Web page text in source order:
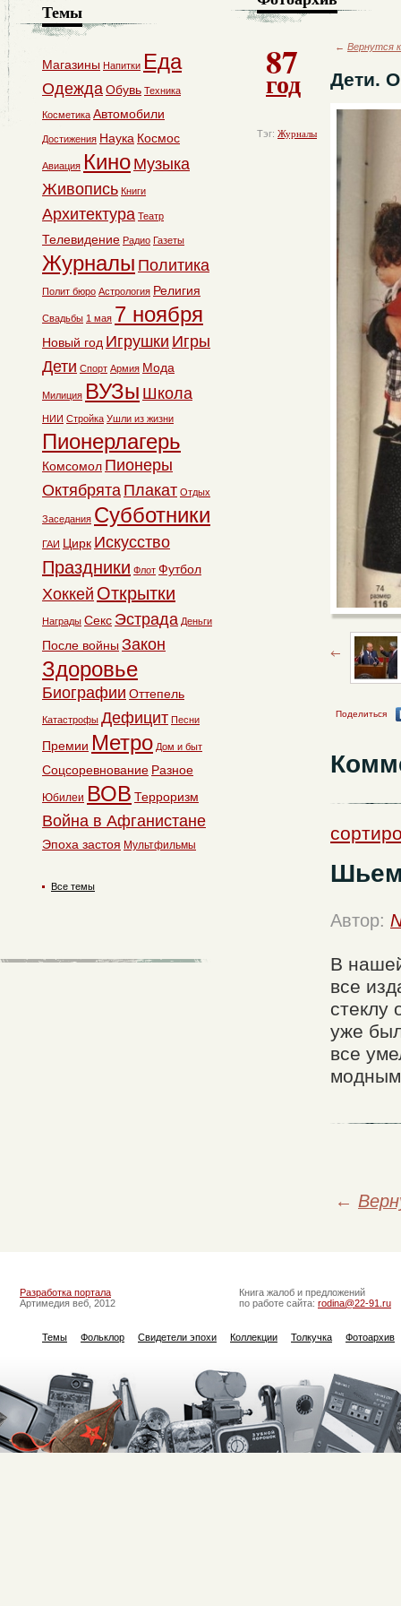
87
год
Тэг: Журналы
← Вернутся
Дети.
Поделиться
Автор:
В
все
стеклу
уже
все
←
Темы
Магазины Напитки Еда
ОдеждаОбувь Техника
Косметика Автомобили
Достижения Наука Космос
Авиация Кино Музыка
Живопись Книги
Архитектура Театр
Телевидение Радио Газеты
Журналы Политика
Полит бюро Астрология Религия
Свадьбы 1 мая 7 ноября
Новый год Игрушки Игры
Дети Спорт Армия Мода
Милиция ВУЗы Школа
НИИ Стройка Ушли из жизни
Пионерлагерь
Комсомол Пионеры
Октябрята Плакат Отдых
Заседания Субботники
ГАИ Цирк Искусство
Праздники Флот Футбол
Хоккей Открытки
Награды Секс Эстрада Деньги
После войны Закон
Здоровье
Биографии Оттепель
Катастрофы Дефицит Песни
Премии Метро Дом и быт
Соцсоревнование Разное
Юбилеи ВОВ Терроризм
Война в Афганистане
Эпоха застоя Мультфильмы
Все темы
Разработка портала
Артимедия веб, 2012
Книга жалоб и предложений
по работе сайта: rodina@22-91.ru
Темы Фольклор Свидетели эпохи Коллекции Толкучка Фотоархив